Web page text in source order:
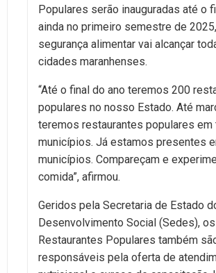
Populares serão inauguradas até o
ainda no primeiro semestre de
segurança alimentar vai alcançar
cidades maranhenses.
“Até o final do ano teremos 200
populares no nosso Estado. Até
teremos restaurantes populares
municípios. Já estamos presentes
municípios. Compareçam e
comida”, afirmou.
Geridos pela Secretaria de Estado
Desenvolvimento Social (Sedes), os
Restaurantes Populares também
responsáveis pela oferta de